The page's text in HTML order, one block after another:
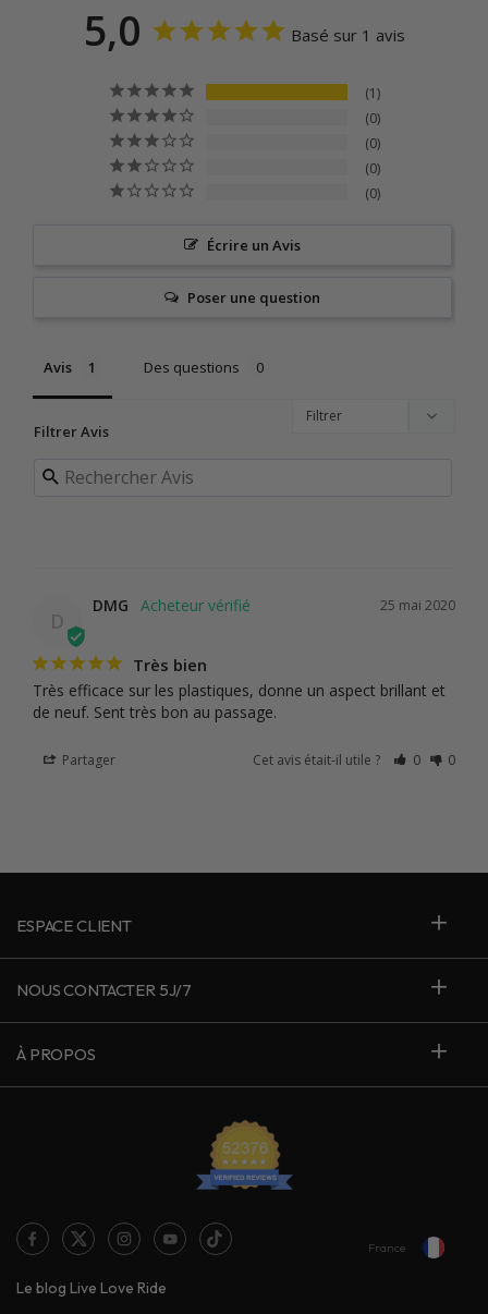
5,0 Basé sur 1 avis
1
0
0
0
0
Écrire un Avis
Poser une question
Avis Des questions
Filtrer Avis
D
25 mai 2020
DMG
Très bien
Très efficace sur les plastiques, donne un aspect brillant et
de neuf. Sent très bon au passage.
Partager Cet avis était-il utile ? 0 0
ESPACE CLIENT
NOUS CONTACTER 5J/7
À PROPOS
Le blog Live Love Ride
France